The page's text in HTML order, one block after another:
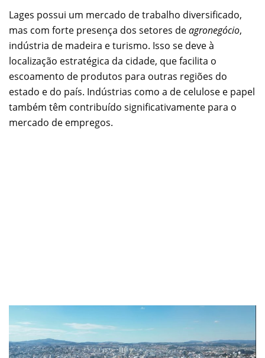
Lages possui um mercado de trabalho diversificado,
mas com forte presença dos setores deagronegócio,
indústria de madeira e turismo. Isso se deve à
localização estratégica da cidade, que facilita o
escoamento de produtos para outras regiões do
estado e do país. Indústrias como a de celulose e papel
também têm contribuído significativamente para o
mercado de empregos.